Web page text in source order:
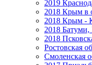
2019
2018 Крым в
2018 Крым -
2018 Батуми,
2018
Ростовская
Смоленская